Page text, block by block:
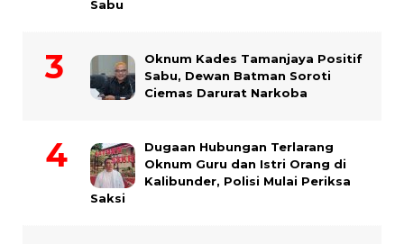
Sabu
Oknum Kades Tamanjaya Positif
Sabu, Dewan Batman Soroti
Ciemas Darurat Narkoba
Dugaan Hubungan Terlarang
Oknum Guru dan Istri Orang di
Kalibunder, Polisi Mulai Periksa
Saksi